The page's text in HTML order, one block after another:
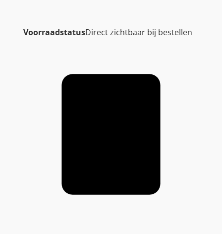
VoorraadstatusDirect zichtbaar bij bestellen